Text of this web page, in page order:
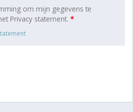
om mijn gegevens te
Privacy statement. *